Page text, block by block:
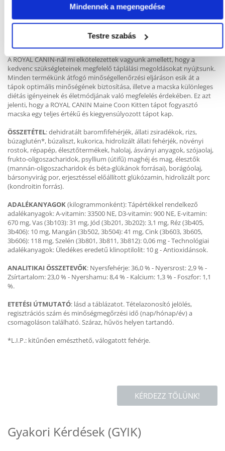
Mindennek a megengedése
Testre szabás
ROYAL CANIN® Maine Coon Kitten nedves tápként is kapható, ízletes
szószban. Ha vegyes (száraz és nedves) etetést kíván alkalmazni,
egyszerűen kövesse etetési útmutatónkat annak érdekében, hogy
macskája a nedves és a száraz tápból is megfelelő mennyiségeket
kapjon az optimális előnyök biztosítása érdekében.
A ROYAL CANIN-nál mi elkötelezettek vagyunk amellett, hogy a
kedvenc szükségleteinek megfelelő táplálási megoldásokat nyújtsunk.
Minden termékünk átfogó minőségellenőrzési eljáráson esik át a
tápok optimális minőségének biztosítása, illetve a macska különleges
diétás igényeinek és életmódjának való megfelelés érdekében. Ez azt
jelenti, hogy a ROYAL CANIN Maine Coon Kitten tápot fogyasztó
macska egy teljes értékű és kiegyensúlyozott tápot kap.
ÖSSZETÉTEL: dehidratált baromfifehérjék, állati zsiradékok, rizs,
búzaglutén*, búzaliszt, kukorica, hidrolizált állati fehérjék, növényi
rostok, répapép, élesztőtermékek, halolaj, ásványi anyagok, szójaolaj,
frukto-oligoszacharidok, psyllium (útifű) maghéj és mag, élesztők
(mannán-oligoszacharidok és béta-glükánok forrásai), borágóolaj,
bársonyvirág por, erjesztéssel előállított glükózamin, hidrolizált porc
(kondroitin forrás).
ADALÉKANYAGOK(kilogrammonként): Tápértékkel rendelkező
adalékanyagok: A-vitamin: 33500 NE, D3-vitamin: 900 NE, E-vitamin:
670 mg, Vas (3b103): 31 mg, Jód (3b201, 3b202): 3,1 mg, Réz (3b405,
3b406): 10 mg, Mangán (3b502, 3b504): 41 mg, Cink (3b603, 3b605,
3b606): 118 mg, Szelén (3b801, 3b811, 3b812): 0,06 mg - Technológiai
adalékanyagok: Üledékes eredetű klinoptilolit: 10 g - Antioxidánsok.
ANALITIKAI ÖSSZETEVŐK: Nyersfehérje: 36,0 % - Nyersrost: 2,9 % -
Zsírtartalom: 23,0 % - Nyershamu: 8,4 % - Kalcium: 1,3 % - Foszfor: 1,1
%.
ETETÉSI ÚTMUTATÓ: lásd a táblázatot. Tételazonosító jelölés,
regisztrációs szám és minőségmegőrzési idő (nap/hónap/év) a
csomagoláson található. Száraz, hűvös helyen tartandó.
*L.I.P.: kitűnően emészthető, válogatott fehérje.
KÉRDEZZ TŐLÜNK!
Gyakori Kérdések (GYIK)